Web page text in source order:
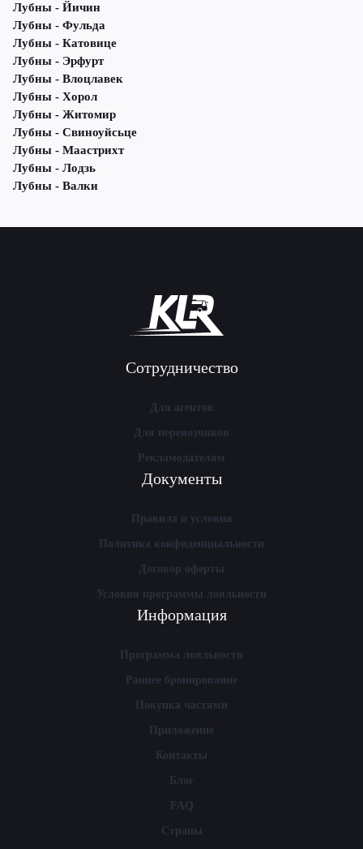
Лубны - Йичин
Лубны - Фульда
Лубны - Катовице
Лубны - Эрфурт
Лубны - Влоцлавек
Лубны - Хорол
Лубны - Житомир
Лубны - Свиноуйсьце
Лубны - Маастрихт
Лубны - Лодзь
Лубны - Валки
Сотрудничество
Для агентов
Для перевозчиков
Рекламодателям
Документы
Правила и условия
Политика конфиденциальности
Договор оферты
Условия программы лояльности
Информация
Программа лояльности
Раннее бронирование
Покупка частями
Приложение
Контакты
Блог
FAQ
Страны